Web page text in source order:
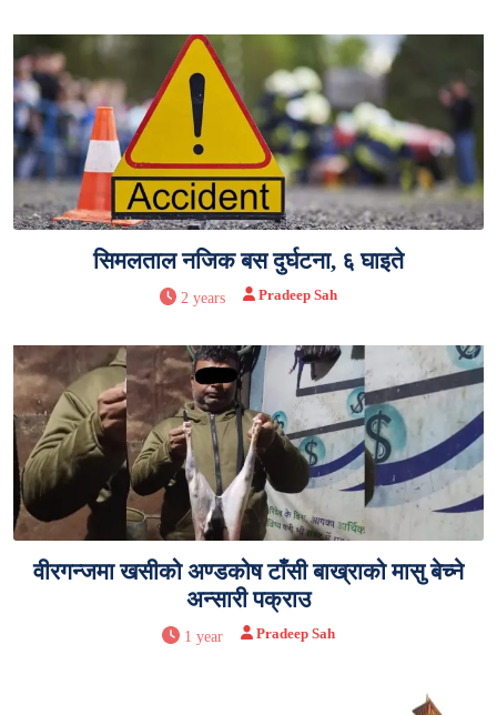
सिमलताल नजिक बस दुर्घटना, ६ घाइते
2 years Pradeep Sah
वीरगन्जमा खसीको अण्डकोष टाँसी बाख्राको मासु बेच्ने
अन्सारी पक्राउ
1 year Pradeep Sah